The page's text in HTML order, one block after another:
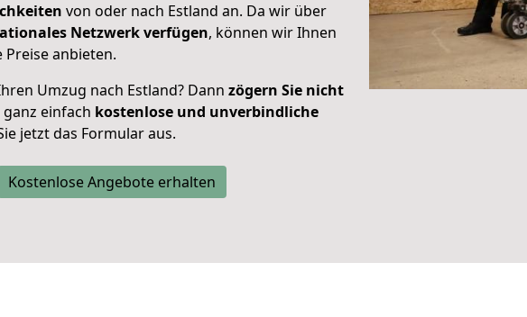
von oder nach Estland an. Da wir über
Netzwerk verfügen, können wir Ihnen
anbieten.
Umzug nach Estland? Dann zögern Sie nicht
einfach kostenlose und unverbindliche
jetzt das Formular aus.
Kostenlose Angebote erhalten